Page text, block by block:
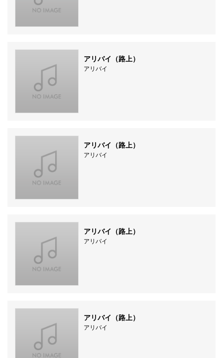
アリバイ（路上）
アリバイ
アリバイ（路上）
アリバイ
アリバイ（路上）
アリバイ
アリバイ（路上）
アリバイ